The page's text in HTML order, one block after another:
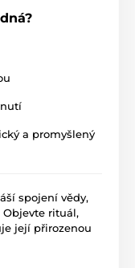
a promyšlený
spojení vědy,
Objevte rituál,
její přirozenou